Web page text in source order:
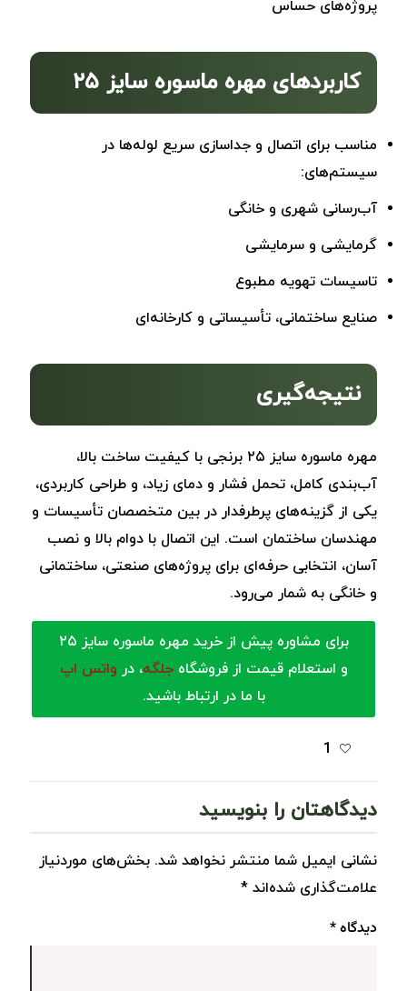
پروژه‌های حساس
کاربردهای مهره ماسوره سایز ۲۵
مناسب برای اتصال و جداسازی سریع لوله‌ها در
سیستم‌های:
آب‌رسانی شهری و خانگی
گرمایشی و سرمایشی
تاسیسات تهویه مطبوع
صنایع ساختمانی، تأسیساتی و کارخانه‌ای
نتیجه‌گیری
مهره ماسوره سایز ۲۵ برنجی با کیفیت ساخت بالا،
آب‌بندی کامل، تحمل فشار و دمای زیاد، و طراحی کاربردی،
یکی از گزینه‌های پرطرفدار در بین متخصصان تأسیسات و
مهندسان ساختمان است. این اتصال با دوام بالا و نصب
آسان، انتخابی حرفه‌ای برای پروژه‌های صنعتی، ساختمانی
و خانگی به شمار می‌رود.
برای مشاوره پیش از خرید مهره ماسوره سایز ۲۵
و استعلام قیمت از فروشگاهجلگه، در واتس اپ
با ما در ارتباط باشید.
1
دیدگاهتان را بنویسید
نشانی ایمیل شما منتشر نخواهد شد. بخش‌های موردنیاز
علامت‌گذاری شده‌اند *
دیدگاه*